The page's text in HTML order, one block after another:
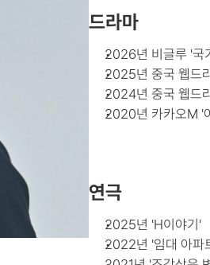
드라마
2026년 비글루 '국
2025년 중국 웹드
2024년 중국 웹드
2020년 카카오M '
연극
2025년 'H이야기'
2022년 '임대 아파